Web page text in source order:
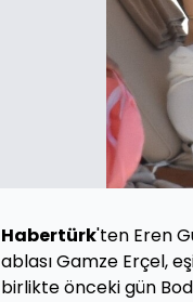
Habertürk'ten Eren
ablası Gamze Erçel,
birlikte önceki gün